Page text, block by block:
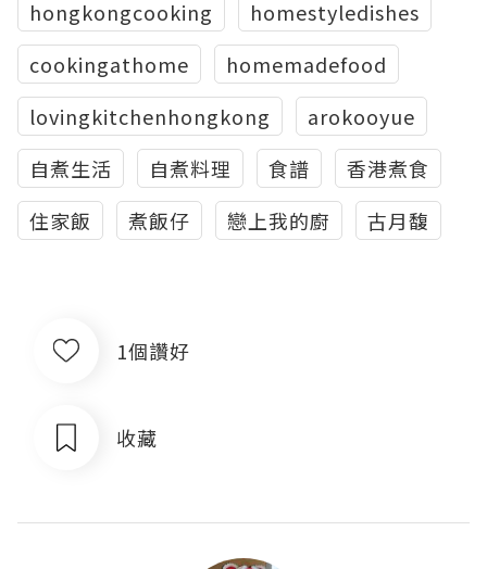
hongkongcooking
homestyledishes
cookingathome
homemadefood
lovingkitchenhongkong
arokooyue
自煮生活
自煮料理 食譜
香港煮食
住家飯
煮飯仔 戀上我的廚 古月馥
1個讚好
收藏